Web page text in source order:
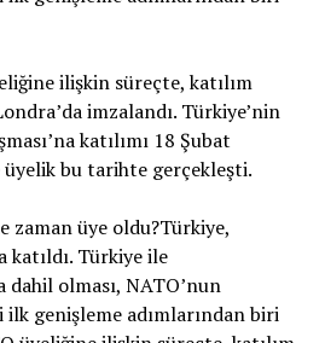
ilişkin süreçte, katılım
imzalandı. Türkiye’nin
katılımı 18 Şubat
üyelik bu tarihte gerçekleşti.